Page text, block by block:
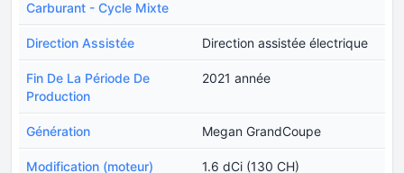
Carburant - Cycle Mixte
Direction Assistée Direction assistée électrique
Fin De La Période De
Production
2021 année
Génération Megan GrandCoupe
Modification (moteur) 1.6 dCi (130 CH)